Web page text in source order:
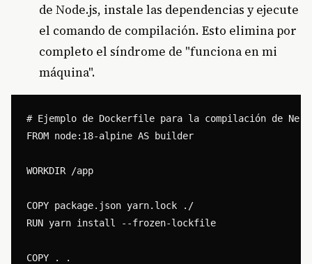
de Node.js, instale las dependencias y ejecute
el comando de compilación. Esto elimina por
completo el síndrome de "funciona en mi
máquina".
# Ejemplo de Dockerfile para la compilación de
FROM node:18-alpine AS builder
WORKDIR /app
COPY package.json yarn.lock ./
RUN yarn install --frozen-lockfile
COPY . .